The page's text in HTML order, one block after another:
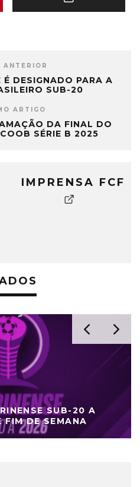
ANTERIOR
DESIGNADO PARA A
SUB-20
ARTIGO
DA FINAL DO
SÉRIE B 2025
IMPRENSA FCF
SUB-20 A
FIM DE SEMANA